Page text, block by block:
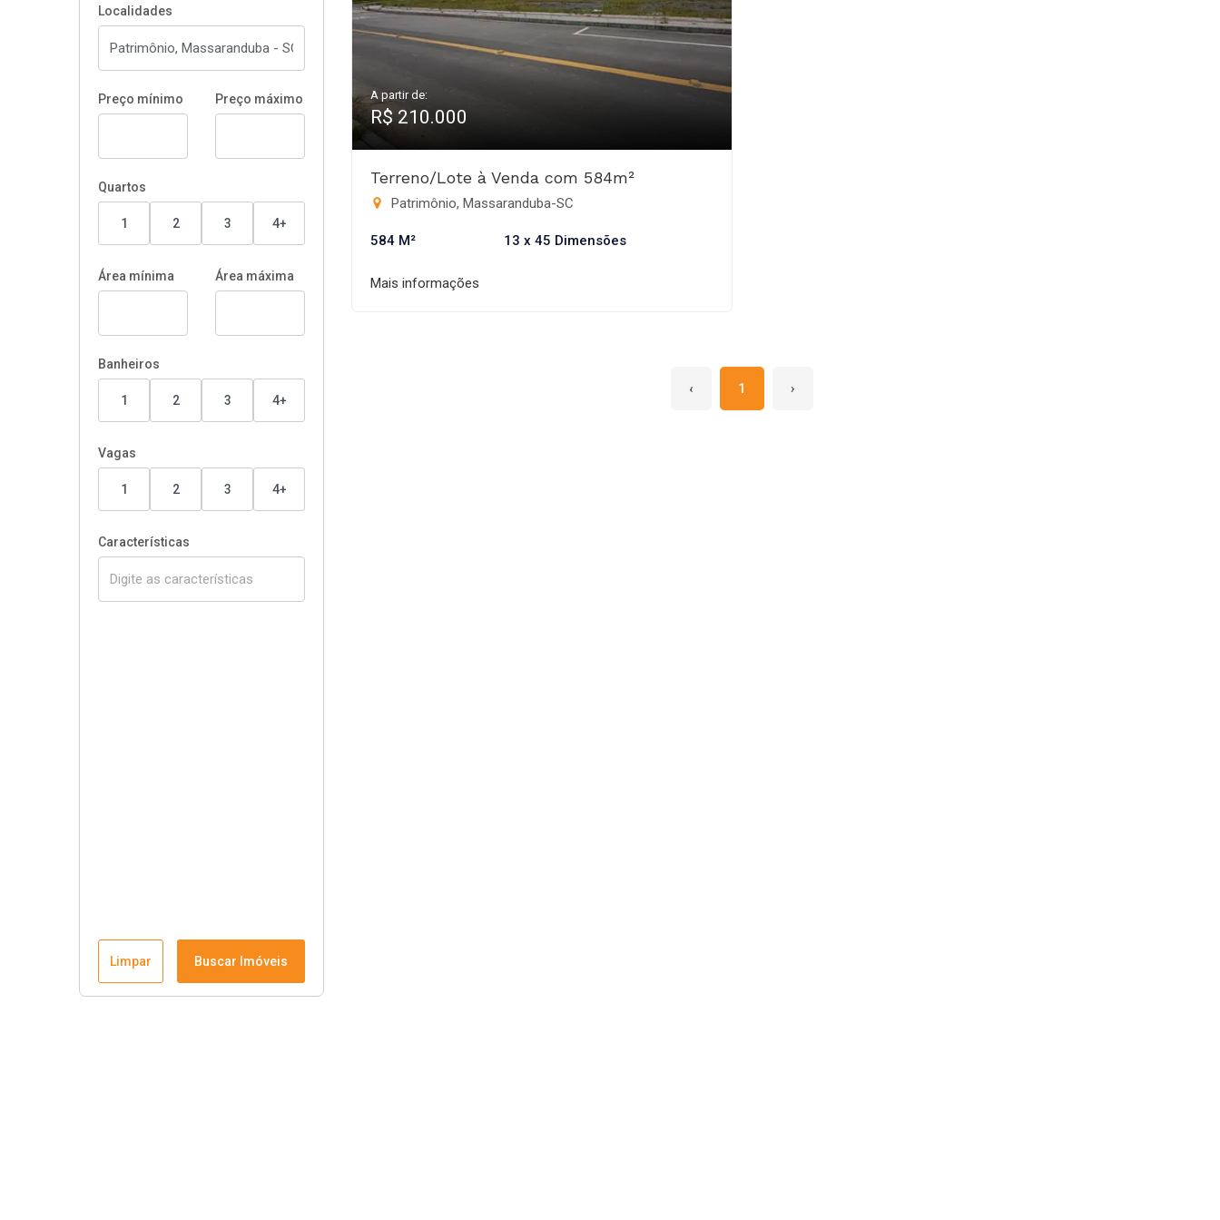
Localidades
Preço mínimo Preço máximo
Quartos
1 2 3 4+
Área mínima Área máxima
Banheiros
1 2 3 4+
Vagas
1 2 3 4+
Características
Limpar Buscar Imóveis
A partir de:
R$ 210.000
Terreno/Lote à Venda com 584m²
Patrimônio, Massaranduba-SC
584 M² 13 x 45 Dimensões
Mais informações
‹ 1 ›